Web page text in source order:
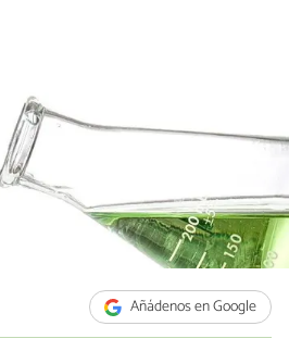
Añádenos en Google